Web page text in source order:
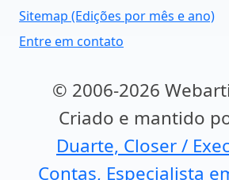
Sitemap (Edições por mês e ano)
Entre em contato
© 2006-2026
Criado e mantido
Duarte, Closer /
Contas, Especialista